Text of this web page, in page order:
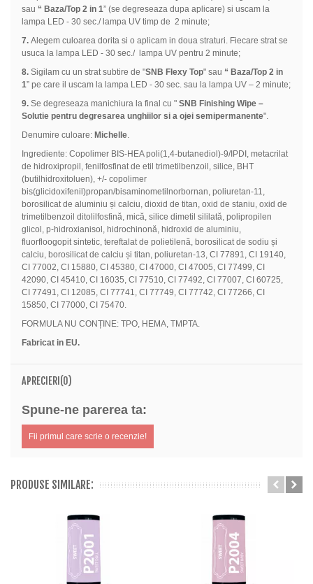
sau “ Baza/Top 2 in 1” (se degreseaza dupa aplicare) si uscam la
lampa LED - 30 sec./ lampa UV timp de 2 minute;
7.Alegem culoarea dorita si o aplicam in doua straturi. Fiecare strat se
usuca la lampa LED - 30 sec./ lampa UV pentru 2 minute;
8.Sigilam cu un strat subtire de "SNB Flexy Top" sau “ Baza/Top 2 in
1” pe care il uscam la lampa LED - 30 sec. sau la lampa UV – 2 minute;
9.Se degreseaza manichiura la final cu " SNB Finishing Wipe –
Solutie pentru degresarea unghiilor si a ojei semipermanente".
Denumire culoare: Michelle.
Ingrediente: Copolimer BIS-HEA poli(1,4-butanediol)-9/IPDI, metacrilat
de hidroxipropil, fenilfosfinat de etil trimetilbenzoil, silice, BHT
(butilhidroxitoluen), +/- copolimer
bis(glicidoxifenil)propan/bisaminometilnorbornan, poliuretan-11,
borosilicat de aluminiu și calciu, dioxid de titan, oxid de staniu, oxid de
trimetilbenzoil ditolilfosfină, mică, silice dimetil sililată, polipropilen
glicol, p-hidroxianisol, hidrochinonă, hidroxid de aluminiu,
fluorfloogopit sintetic, tereftalat de polietilenă, borosilicat de sodiu și
calciu, borosilicat de calciu și titan, poliuretan-13, CI 77891, CI 19140,
CI 77002, CI 15880, CI 45380, CI 47000, CI 47005, CI 77499, CI
42090, CI 45410, CI 16035, CI 77510, CI 77492, CI 77007, CI 60725,
CI 77491, CI 12085, CI 77741, CI 77749, CI 77742, CI 77266, CI
15850, CI 77000, CI 75470.
FORMULA NU CONȚINE: TPO, HEMA, TMPTA.
Fabricat in EU.
APRECIERI(0)
Spune-ne parerea ta:
Fii primul care scrie o recenzie!
PRODUSE SIMILARE: